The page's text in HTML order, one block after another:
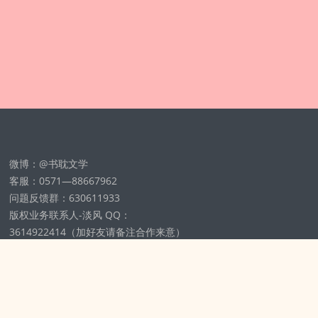
微博：@书耽文学
客服：0571—88667962
问题反馈群：630611933
版权业务联系人-淡风 QQ：
3614922414（加好友请备注合作来意）